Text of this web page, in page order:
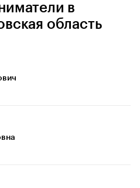
в
область